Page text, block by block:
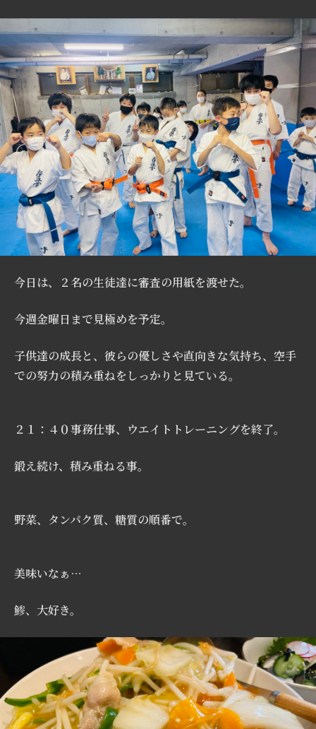
今日は、２名の生徒達に審査の用紙を渡せた。
今週金曜日まで見極めを予定。
子供達の成長と、彼らの優しさや直向きな気持ち、空手
での努力の積み重ねをしっかりと見ている。
２１：４０事務仕事、ウエイトトレーニングを終了。
鍛え続け、積み重ねる事。
野菜、タンパク質、糖質の順番で。
美味いなぁ…
鯵、大好き。